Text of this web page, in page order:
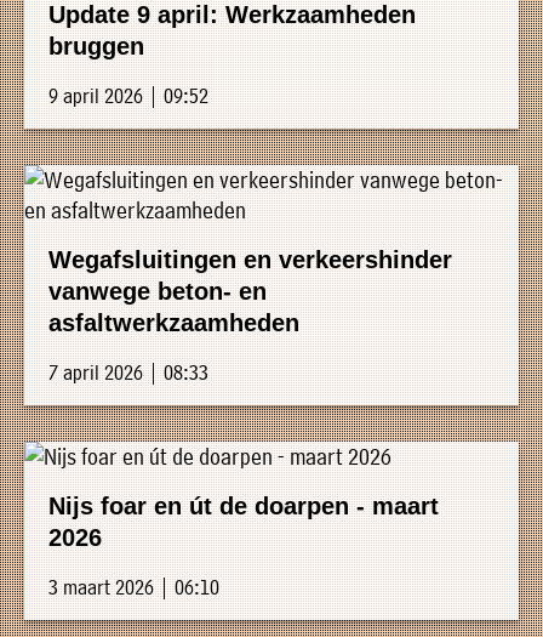
Update 9 april: Werkzaamheden
bruggen
9 april 2026 | 09:52
Wegafsluitingen en verkeershinder
vanwege beton- en
asfaltwerkzaamheden
7 april 2026 | 08:33
Nijs foar en út de doarpen - maart
2026
3 maart 2026 | 06:10